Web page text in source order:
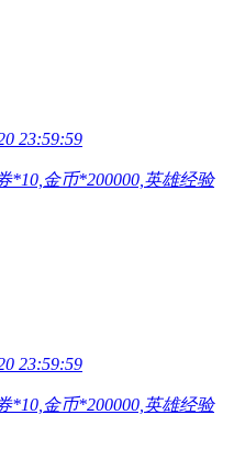
23:59:59
*10,金币*200000,英雄经验
23:59:59
*10,金币*200000,英雄经验